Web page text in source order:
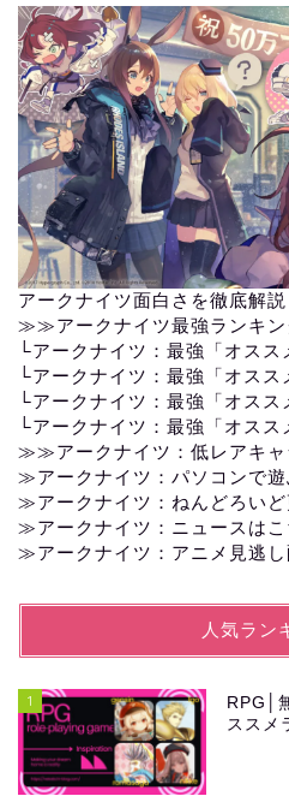
アークナイツ面白さを徹底解説
≫≫アークナイツ最強ランキ
└アークナイツ：最強「オスス
└アークナイツ：最強「オスス
└アークナイツ：最強「オスス
└アークナイツ：最強「オスス
≫≫アークナイツ：低レアキ
≫アークナイツ：パソコンで
≫アークナイツ：ねんどろいど
≫アークナイツ：ニュースは
≫アークナイツ：アニメ見逃し
人気ラン
1
RPG│
ススメ